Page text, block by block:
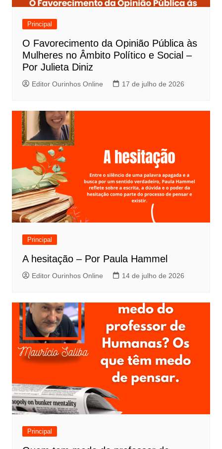
Principal
O Favorecimento da Opinião Pública às
Mulheres no Âmbito Político e Social –
Por Julieta Diniz
Editor Ourinhos Online 17 de julho de 2026
Principal
A hesitação – Por Paula Hammel
Editor Ourinhos Online 14 de julho de 2026
Principal